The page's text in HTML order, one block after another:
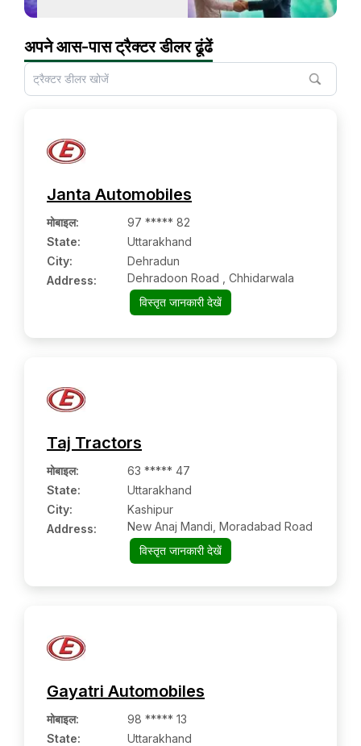
अपने आस-पास ट्रैक्टर डीलर ढूंढें
Janta Automobiles
मोबाइल:
97 ***** 82
State:
Uttarakhand
City:
Dehradun
Address:
Dehradoon Road , Chhidarwala
विस्तृत जानकारी देखें
Taj Tractors
मोबाइल:
63 ***** 47
State:
Uttarakhand
City:
Kashipur
Address:
New Anaj Mandi, Moradabad Road
विस्तृत जानकारी देखें
Gayatri Automobiles
मोबाइल:
98 ***** 13
State:
Uttarakhand